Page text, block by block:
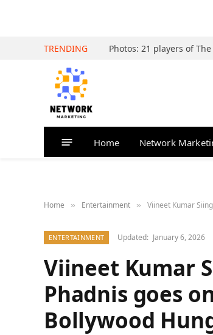
TRENDING
Home Network
Home » Entertainment » Viineet Kumar
ENTERTAINMENT Updated: January 6, 2026
Viineet Kumar
Phadnis goes
Bollywood